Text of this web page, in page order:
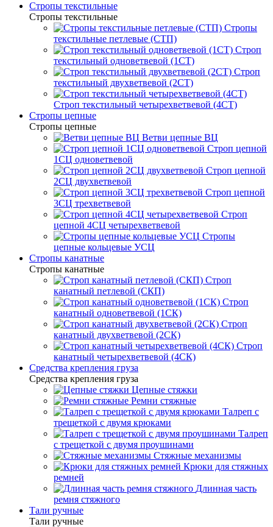
Стропы текстильные
Стропы текстильные
Стропы
текстильные петлевые (СТП)
Строп
текстильный одноветвевой (1СТ)
Строп
текстильный двухветвевой (2СТ)
Строп текстильный четырехветвевой (4СТ)
Стропы цепные
Стропы цепные
Ветви цепные ВЦ
Строп цепной
1СЦ одноветвевой
Строп цепной
2СЦ двухветвевой
Строп цепной
3СЦ трехветвевой
Строп
цепной 4СЦ четырехветвевой
Стропы
цепные кольцевые УСЦ
Стропы канатные
Стропы канатные
Строп
канатный петлевой (СКП)
Строп
канатный одноветвевой (1СК)
Строп
канатный двухветвевой (2СК)
Строп
канатный четырехветвевой (4СК)
Средства крепления груза
Средства крепления груза
Цепные стяжки
Ремни стяжные
Талреп с
трещеткой с двумя крюками
Талреп
с трещеткой с двумя проушинами
Стяжные механизмы
Крюки для стяжных
ремней
Длинная часть
ремня стяжного
Тали ручные
Тали ручные